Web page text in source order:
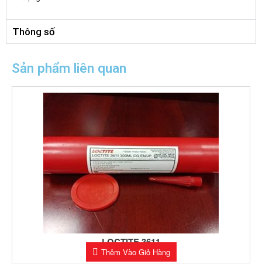
Thông số
Sản phẩm liên quan
LOCTITE 3611
0$
Thêm Vào Giỏ Hàng